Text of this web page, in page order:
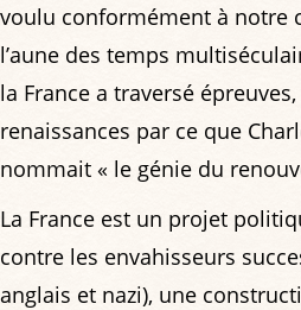
voulu conformément à notre
l’aune des temps
la France a traversé
renaissances par ce que
nommait « le génie du
La France est un projet
contre les envahisseurs
anglais et nazi), une